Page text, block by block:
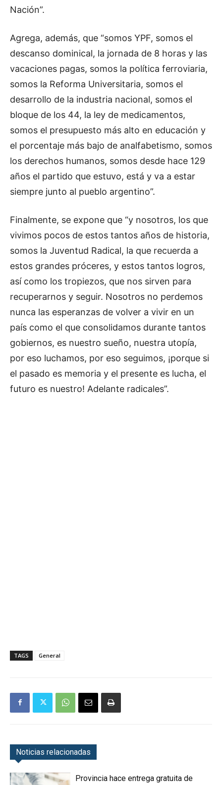
Nación”.
Agrega, además, que “somos YPF, somos el
descanso dominical, la jornada de 8 horas y las
vacaciones pagas, somos la política ferroviaria,
somos la Reforma Universitaria, somos el
desarrollo de la industria nacional, somos el
bloque de los 44, la ley de medicamentos,
somos el presupuesto más alto en educación y
el porcentaje más bajo de analfabetismo, somos
los derechos humanos, somos desde hace 129
años el partido que estuvo, está y va a estar
siempre junto al pueblo argentino”.
Finalmente, se expone que “y nosotros, los que
vivimos pocos de estos tantos años de historia,
somos la Juventud Radical, la que recuerda a
estos grandes próceres, y estos tantos logros,
así como los tropiezos, que nos sirven para
recuperarnos y seguir. Nosotros no perdemos
nunca las esperanzas de volver a vivir en un
país como el que consolidamos durante tantos
gobiernos, es nuestro sueño, nuestra utopía,
por eso luchamos, por eso seguimos, ¡porque si
el pasado es memoria y el presente es lucha, el
futuro es nuestro! Adelante radicales”.
TAGS General
Noticias relacionadas
Provincia hace entrega gratuita de